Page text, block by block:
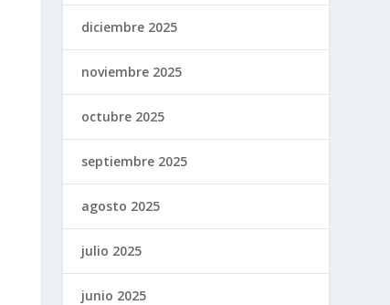
diciembre 2025
noviembre 2025
octubre 2025
septiembre 2025
agosto 2025
julio 2025
junio 2025